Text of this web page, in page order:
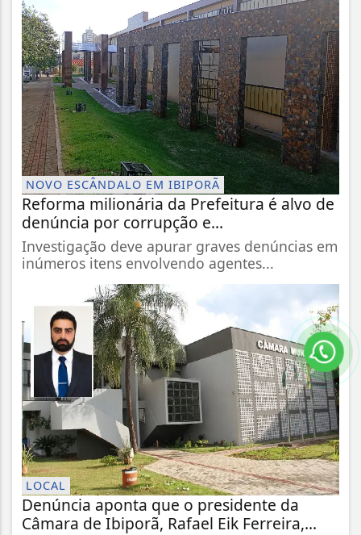
NOVO ESCÂNDALO EM IBIPORÃ
Reforma milionária da Prefeitura é alvo de
denúncia por corrupção e...
Investigação deve apurar graves denúncias em
inúmeros itens envolvendo agentes...
LOCAL
Denúncia aponta que o presidente da
Câmara de Ibiporã, Rafael Eik Ferreira,...